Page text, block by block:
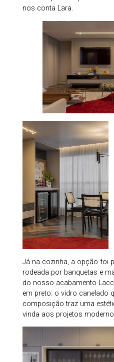
nos conta Lara.
Já na cozinha, a opção foi
rodeada por banquetas e
do nosso acabamento
em preto: o vidro canelado
composição traz uma
vinda aos projetos